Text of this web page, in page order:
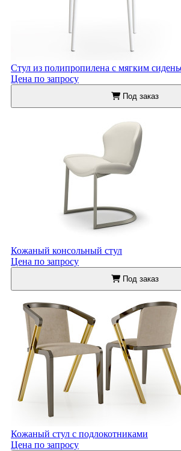
Стул из полипропилена с мягким
Цена по запросу
Под заказ
Кожаный консольный стул
Цена по запросу
Под заказ
Кожаный стул с подлокотниками
Цена по запросу